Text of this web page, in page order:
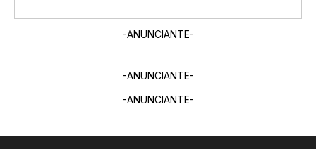
-ANUNCIANTE-
-ANUNCIANTE-
-ANUNCIANTE-